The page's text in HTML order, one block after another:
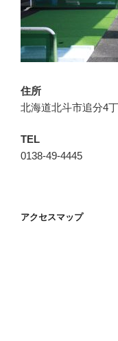
住所
北海道北斗市追分4
TEL
0138-49-4445
アクセスマップ